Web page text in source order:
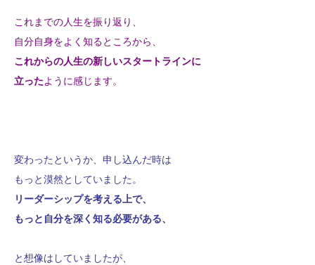
これまでの人生を振り返り、
自分自身をよく知るところから、
これからの人生の新しいスタートラインに
立ったように感じます。
変わったというか、申し込んだ時は
もっと漠然としていました。
リーダーシップを考える上で、
もっと自分を深く知る必要がある、
と想像はしていましたが、